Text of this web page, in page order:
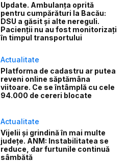
Update. Ambulanța oprită
pentru cumpărături la Bacău:
DSU a găsit și alte nereguli.
Pacienții nu au fost monitorizați
în timpul transportului
Actualitate
Platforma de cadastru ar putea
reveni online săptămâna
viitoare. Ce se întâmplă cu cele
94.000 de cereri blocate
Actualitate
Vijelii și grindină în mai multe
județe. ANM: Instabilitatea se
reduce, dar furtunile continuă
sâmbătă